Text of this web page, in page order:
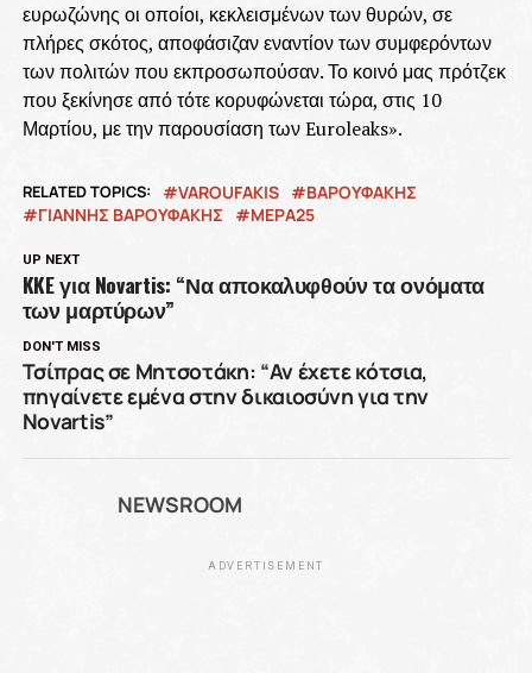
ευρωζώνης οι οποίοι, κεκλεισμένων των θυρών, σε
πλήρες σκότος, αποφάσιζαν εναντίον των συμφερόντων
των πολιτών που εκπροσωπούσαν. Το κοινό μας πρότζεκ
που ξεκίνησε από τότε κορυφώνεται τώρα, στις 10
Μαρτίου, με την παρουσίαση των Euroleaks».
RELATED TOPICS: VAROUFAKIS
ΒΑΡΟΥΦΆΚΗΣ
ΓΙΑΝΝΗΣ ΒΑΡΟΥΦΑΚΗΣ
ΜΕΡΑ25
UP NEXT
KKE για Novartis: “Να αποκαλυφθούν τα ονόματα
των μαρτύρων”
DON'T MISS
Τσίπρας σε Μητσοτάκη: “Αν έχετε κότσια,
πηγαίνετε εμένα στην δικαιοσύνη για την
Novartis”
NEWSROOM
ADVERTISEMENT